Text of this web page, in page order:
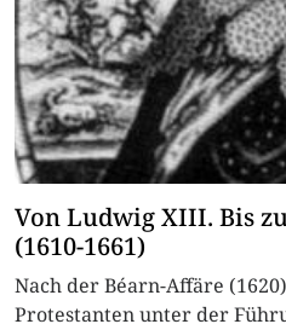
Von Ludwig XIII. Bis
(1610-1661)
Nach der Béarn-Affäre
Protestanten unter der